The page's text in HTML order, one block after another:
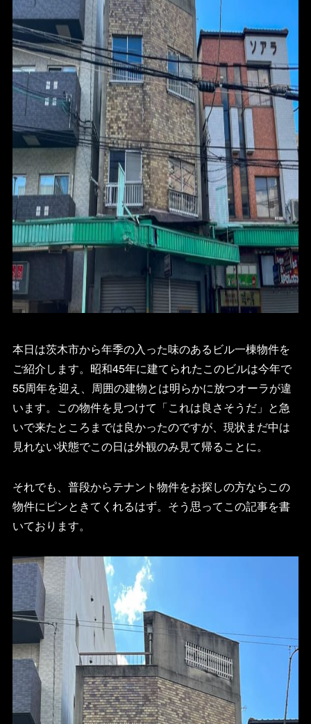
本日は茨木市から年季の入った味のあるビル一棟物件を
ご紹介します。昭和45年に建てられたこのビルは今年で
55周年を迎え、周囲の建物とは明らかに放つオーラが違
います。この物件を見つけて「これは良さそうだ」と急
いで来たところまでは良かったのですが、現状まだ中は
見れない状態でこの日は外観のみ見て帰ることに。
それでも、普段からテナント物件をお探しの方ならこの
物件にピンときてくれるはず。そう思ってこの記事を書
いております。